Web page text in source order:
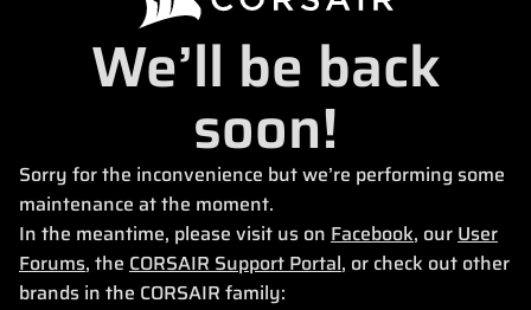
We’ll be back
soon!
Sorry for the inconvenience but we’re performing some
maintenance at the moment.
In the meantime, please visit us on Facebook, ourUser
Forums, the CORSAIR Support Portal, or check out other
brands in the CORSAIR family: